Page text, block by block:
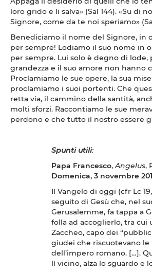
loro grido e li salva» (Sal 144). «Su di
Signore, come da te noi speriamo»
Benediciamo il nome del Signore, in
per sempre! Lodiamo il suo nome in
per sempre. Lui solo è degno di lode,
grandezza e il suo amore non hanno
Proclamiamo le sue opere, la sua
proclamiamo i suoi portenti. Che
retta via, il cammino della santità,
molti sforzi. Raccontiamo le sue
perdono e che tutto il nostro essere
Spunti utili:
Papa Francesco,Angelus,
Domenica, 3 novembre
Il Vangelo di oggi (cfr Lc
seguito di Gesù che, nel
Gerusalemme, fa tappa a
folla ad accoglierlo, tra cui
Zaccheo, capo dei
giudei che riscuotevano le
dell’impero romano. […].
lì vicino, alza lo sguardo e